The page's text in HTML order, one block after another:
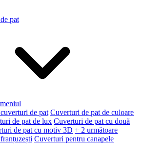
pat
de pat Cuverturi de pat de culoare
de pat de lux Cuverturi de pat cu două
de pat cu motiv 3D + 2 următoare
Cuverturi pentru canapele